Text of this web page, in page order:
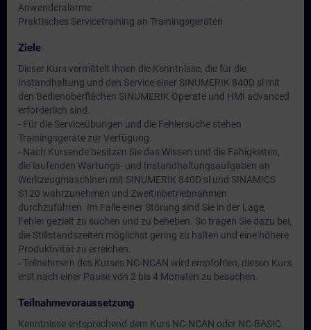
Anwenderalarme
Praktisches Servicetraining an Trainingsgeräten
Ziele
Dieser Kurs vermittelt Ihnen die Kenntnisse, die für die
Instandhaltung und den Service einer SINUMERIK 840D sl mit
den Bedienoberflächen SINUMERIK Operate und HMI advanced
erforderlich sind.
- Für die Serviceübungen und die Fehlersuche stehen
Trainingsgeräte zur Verfügung.
- Nach Kursende besitzen Sie das Wissen und die Fähigkeiten,
die laufenden Wartungs- und Instandhaltungsaufgaben an
Werkzeugmaschinen mit SINUMERIK 840D sl und SINAMICS
S120 wahrzunehmen und Zweitinbetriebnahmen
durchzuführen. Im Falle einer Störung sind Sie in der Lage,
Fehler gezielt zu suchen und zu beheben. So tragen Sie dazu bei,
die Stillstandszeiten möglichst gering zu halten und eine höhere
Produktivität zu erreichen.
- Teilnehmern des Kurses NC-NCAN wird empfohlen, diesen Kurs
erst nach einer Pause von 2 bis 4 Monaten zu besuchen.
Teilnahmevoraussetzung
Kenntnisse entsprechend dem Kurs NC-NCAN oder NC-BASIC.